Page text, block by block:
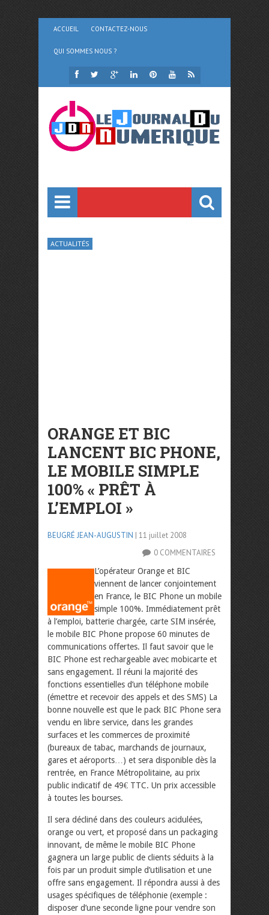
ACCUEIL CONTACTEZ-NOUS
QUI SOMMES NOUS ?
ACTUALITÉS
ORANGE ET BIC
LANCENT BIC PHONE,
LE MOBILE SIMPLE
100% « PRÊT À
L’EMPLOI »
BEUGRÉ JEAN-AUGUSTIN | 11 juillet 2008
0 COMMENTAIRES
L’opérateur Orange et BIC
viennent de lancer conjointement
en France, le BIC Phone un mobile
simple 100%. Immédiatement prêt
à l’emploi, batterie chargée, carte SIM insérée,
le mobile BIC Phone propose 60 minutes de
communications offertes. Il faut savoir que le
BIC Phone est rechargeable avec mobicarte et
sans engagement. Il réuni la majorité des
fonctions essentielles d’un téléphone mobile
(émettre et recevoir des appels et des SMS) La
bonne nouvelle est que le pack BIC Phone sera
vendu en libre service, dans les grandes
surfaces et les commerces de proximité
(bureaux de tabac, marchands de journaux,
gares et aéroports…) et sera disponible dès la
rentrée, en France Métropolitaine, au prix
public indicatif de 49€ TTC. Un prix accessible
à toutes les bourses.
Il sera décliné dans des couleurs acidulées,
orange ou vert, et proposé dans un packaging
innovant, de même le mobile BIC Phone
gagnera un large public de clients séduits à la
fois par un produit simple d’utilisation et une
offre sans engagement. Il répondra aussi à des
usages spécifiques de téléphonie (exemple :
disposer d’une seconde ligne pour vendre son